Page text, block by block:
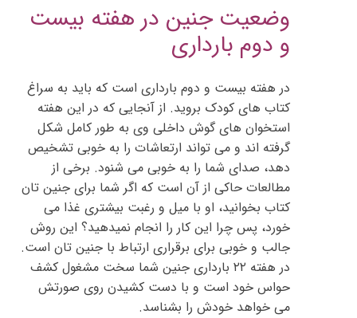
وضعیت جنین در هفته بیست
و دوم بارداری
در هفته بیست و دوم بارداری است که باید به سراغ
کتاب های کودک بروید. از آنجایی که در این هفته
استخوان های گوش داخلی وی به طور کامل شکل
گرفته اند و می تواند ارتعاشات را به خوبی تشخیص
دهد، صدای شما را به خوبی می شنود. برخی از
مطالعات حاکی از آن است که اگر شما برای جنین تان
کتاب بخوانید، او با میل و رغبت بیشتری غذا می
خورد، پس چرا این کار را انجام نمیدهید؟ این روش
جالب و خوبی برای برقراری ارتباط با جنین تان است.
در هفته ۲۲ بارداری جنین شما سخت مشغول کشف
حواس خود است و با دست کشیدن روی صورتش
می خواهد خودش را بشناسد.